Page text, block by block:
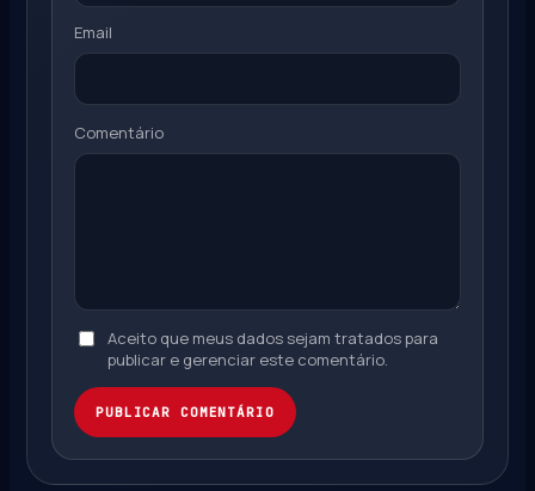
Email
Comentário
Aceito que meus dados sejam tratados para
publicar e gerenciar este comentário.
PUBLICAR COMENTÁRIO